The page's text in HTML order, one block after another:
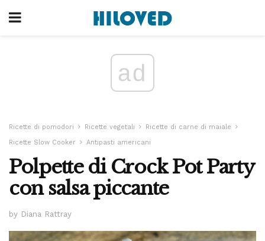
ad
Ricette di pomodori Ricette vegetali
Ricette di carne di maiale
Ricette Slow Cooker
Antipasti americani
Polpette di Crock Pot Party
con salsa piccante
by Diana Rattray